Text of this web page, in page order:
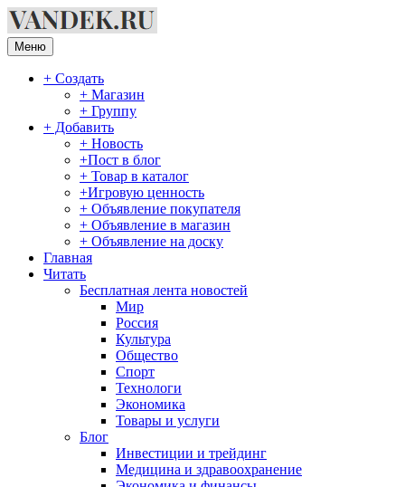
Перейти
к
содержимому
Меню
+ Создать
+ Магазин
+ Группу
+ Добавить
+ Новость
+Пост в блог
+ Товар в каталог
+Игровую ценность
+ Объявление покупателя
+ Объявление в магазин
+ Объявление на доску
Главная
Читать
Бесплатная лента новостей
Мир
Россия
Культура
Общество
Спорт
Технологи
Экономика
Товары и услуги
Блог
Инвестиции и трейдинг
Медицина и здравоохранение